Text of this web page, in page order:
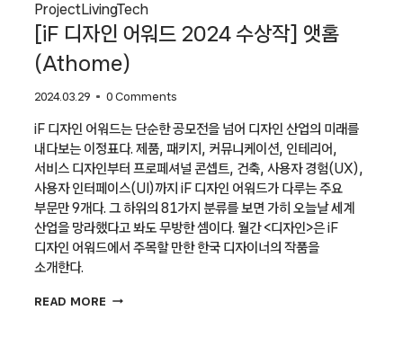
ProjectLivingTech
[iF 디자인 어워드 2024 수상작] 앳홈
(Athome)
2024.03.29 0 Comments
iF 디자인 어워드는 단순한 공모전을 넘어 디자인 산업의 미래를
내다보는 이정표다. 제품, 패키지, 커뮤니케이션, 인테리어,
서비스 디자인부터 프로페셔널 콘셉트, 건축, 사용자 경험(UX),
사용자 인터페이스(UI)까지 iF 디자인 어워드가 다루는 주요
부문만 9개다. 그 하위의 81가지 분류를 보면 가히 오늘날 세계
산업을 망라했다고 봐도 무방한 셈이다. 월간 <디자인>은 iF
디자인 어워드에서 주목할 만한 한국 디자이너의 작품을
소개한다.
READ MORE [IF